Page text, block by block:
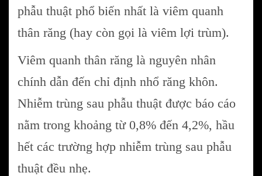
phẫu thuật phổ biến nhất là viêm quanh
thân răng (hay còn gọi là viêm lợi trùm).
Viêm quanh thân răng là nguyên nhân
chính dẫn đến chỉ định nhổ răng khôn.
Nhiễm trùng sau phẫu thuật được báo cáo
nằm trong khoảng từ 0,8% đến 4,2%, hầu
hết các trường hợp nhiễm trùng sau phẫu
thuật đều nhẹ.